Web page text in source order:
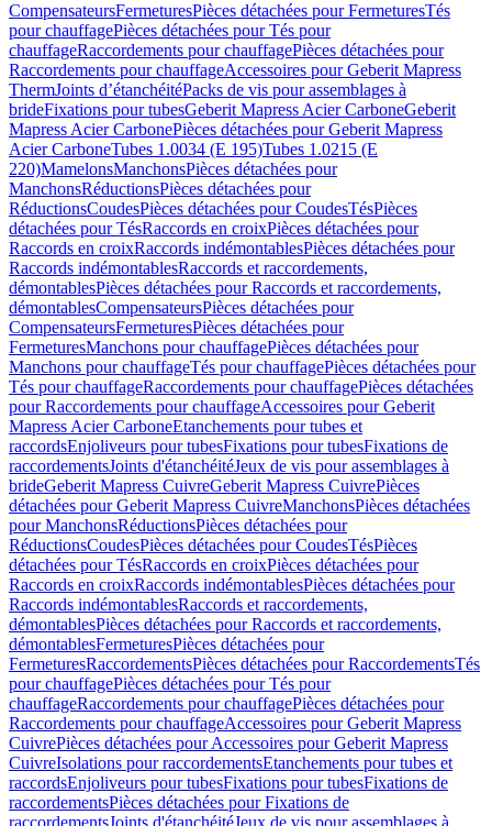
CompensateursFermeturesPièces détachées pour FermeturesTés
pour chauffagePièces détachées pour Tés pour
chauffageRaccordements pour chauffagePièces détachées pour
Raccordements pour chauffageAccessoires pour Geberit Mapress
ThermJoints d’étanchéitéPacks de vis pour assemblages à
brideFixations pour tubesGeberit Mapress Acier CarboneGeberit
Mapress Acier CarbonePièces détachées pour Geberit Mapress
Acier CarboneTubes 1.0034 (E 195)Tubes 1.0215 (E
220)MamelonsManchonsPièces détachées pour
ManchonsRéductionsPièces détachées pour
RéductionsCoudesPièces détachées pour CoudesTésPièces
détachées pour TésRaccords en croixPièces détachées pour
Raccords en croixRaccords indémontablesPièces détachées pour
Raccords indémontablesRaccords et raccordements,
démontablesPièces détachées pour Raccords et raccordements,
démontablesCompensateursPièces détachées pour
CompensateursFermeturesPièces détachées pour
FermeturesManchons pour chauffagePièces détachées pour
Manchons pour chauffageTés pour chauffagePièces détachées pour
Tés pour chauffageRaccordements pour chauffagePièces détachées
pour Raccordements pour chauffageAccessoires pour Geberit
Mapress Acier CarboneEtanchements pour tubes et
raccordsEnjoliveurs pour tubesFixations pour tubesFixations de
raccordementsJoints d'étanchéitéJeux de vis pour assemblages à
brideGeberit Mapress CuivreGeberit Mapress CuivrePièces
détachées pour Geberit Mapress CuivreManchonsPièces détachées
pour ManchonsRéductionsPièces détachées pour
RéductionsCoudesPièces détachées pour CoudesTésPièces
détachées pour TésRaccords en croixPièces détachées pour
Raccords en croixRaccords indémontablesPièces détachées pour
Raccords indémontablesRaccords et raccordements,
démontablesPièces détachées pour Raccords et raccordements,
démontablesFermeturesPièces détachées pour
FermeturesRaccordementsPièces détachées pour RaccordementsTés
pour chauffagePièces détachées pour Tés pour
chauffageRaccordements pour chauffagePièces détachées pour
Raccordements pour chauffageAccessoires pour Geberit Mapress
CuivrePièces détachées pour Accessoires pour Geberit Mapress
CuivreIsolations pour raccordementsEtanchements pour tubes et
raccordsEnjoliveurs pour tubesFixations pour tubesFixations de
raccordementsPièces détachées pour Fixations de
raccordementsJoints d'étanchéitéJeux de vis pour assemblages à